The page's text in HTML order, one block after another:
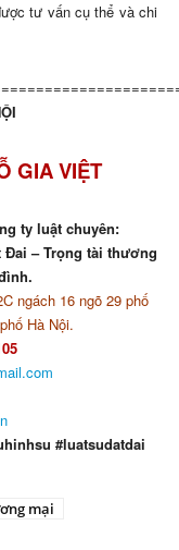
tư vấn cụ thể và chi
GIA VIỆT
ty luật chuyên:
– Trọng tài thương
ngách 16 ngõ 29 phố
Hà Nội.
#luatsudatdai
mại